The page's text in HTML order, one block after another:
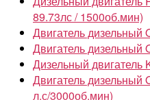
89.73лс / 1500об.мин)
Двигатель дизельный
Двигатель дизельный
Дизельный двигатель
Двигатель дизельный
л.с/3000об.мин)